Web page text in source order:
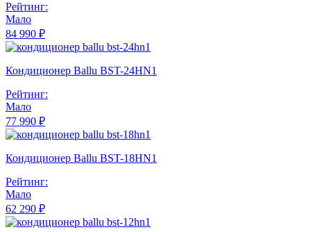
Рейтинг:
Мало
84 990 ₽
Кондиционер Ballu BST-24HN1
Рейтинг:
Мало
77 990 ₽
Кондиционер Ballu BST-18HN1
Рейтинг:
Мало
62 290 ₽